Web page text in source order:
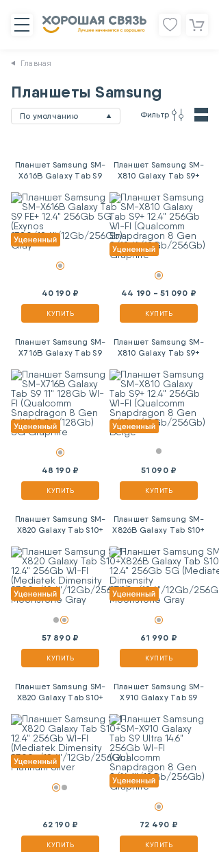
Главная
Планшеты Samsung
По умолчанию Фильтр
Планшет Samsung SM-
X616B Galaxy Tab S9
(Exynos
1380/12.4"/12Gb/256Gb)
Gray
40 190 ₽
КУПИТЬ
Планшет Samsung SM-
X810 Galaxy Tab S9+
(Qualcomm Snapdragon
8 Gen
2/12.4"/12Gb/256Gb)
Graphite
44 190 - 51 090 ₽
КУПИТЬ
Планшет Samsung SM-
X716B Galaxy Tab S9
(Qualcomm Snapdragon
8 Gen
2/11"/8Gb/128Gb) 5G
Graphite
48 190 ₽
КУПИТЬ
Планшет Samsung SM-
X810 Galaxy Tab S9+
(Qualcomm Snapdragon
8 Gen
2/12.4"/12Gb/256Gb)
Beige
51 090 ₽
КУПИТЬ
Планшет Samsung SM-
X820 Galaxy Tab S10+
(Mediatek Dimensity
9300+/12.4"/12Gb/256Gb)
Moonstone Gray
57 890 ₽
КУПИТЬ
Планшет Samsung SM-
X826B Galaxy Tab S10+
(Mediatek Dimensity
9300+/12.4"/12Gb/256Gb)
Moonstone Gray
61 990 ₽
КУПИТЬ
Планшет Samsung SM-
X820 Galaxy Tab S10+
(Mediatek Dimensity
9300+/12.4"/12Gb/256Gb)
Platinum Silver
62 190 ₽
КУПИТЬ
Планшет Samsung SM-
X910 Galaxy Tab S9
(Qualcomm Snapdragon
8 Gen
2/14.6"/12Gb/256Gb)
Graphite
72 490 ₽
КУПИТЬ